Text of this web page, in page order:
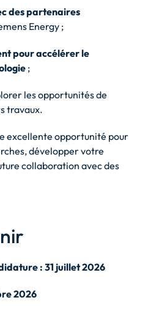
des partenaires
Energy ;
pour accélérer le
;
les opportunités de
travaux.
excellente opportunité pour
développer votre
collaboration avec des
: 31 juillet 2026
2026